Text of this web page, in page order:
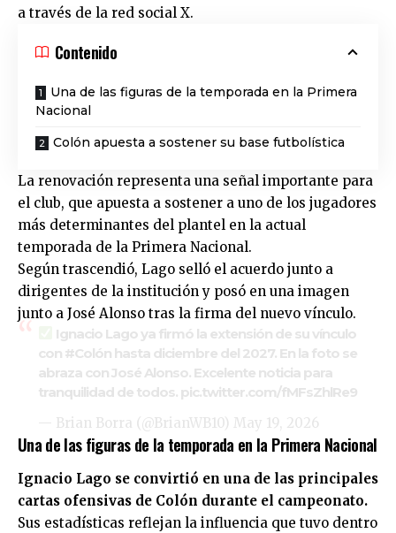
a través de la red social X.
Contenido
Una de las figuras de la temporada en la Primera
Nacional
Colón apuesta a sostener su base futbolística
La renovación representa una señal importante para
el club, que apuesta a sostener a uno de los jugadores
más determinantes del plantel en la actual
temporada de la Primera Nacional.
Según trascendió, Lago selló el acuerdo junto a
dirigentes de la institución y posó en una imagen
junto a José Alonso tras la firma del nuevo vínculo.
Ignacio Lago ya firmó la extensión de su vínculo
con #Colónhasta diciembre del 2027. En la foto se
abraza con José Alonso. Excelente noticia para
tranquilidad de todos. pic.twitter.com/fMFsZhlRe9
— Brian Borra (@BrianWB10) May 19, 2026
Una de las figuras de la temporada en la Primera Nacional
Ignacio Lago se convirtió en una de las principales
cartas ofensivas de Colón durante el campeonato.
Sus estadísticas reflejan la influencia que tuvo dentro